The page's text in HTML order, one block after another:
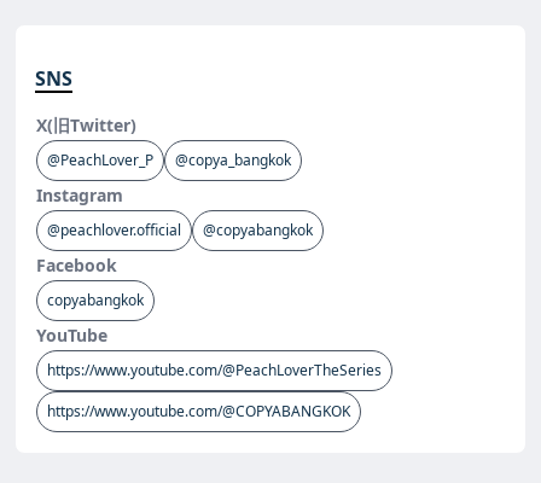
SNS
X(旧Twitter)
@PeachLover_P @copya_bangkok
Instagram
@peachlover.official @copyabangkok
Facebook
copyabangkok
YouTube
https://www.youtube.com/@PeachLoverTheSeries
https://www.youtube.com/@COPYABANGKOK